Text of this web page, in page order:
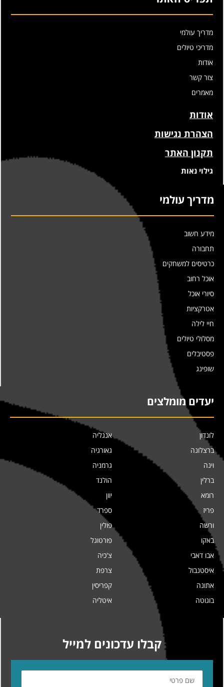
מדריך עולמי
מדריכי טיולים
אודות
צור קשר
מאמרים
אודות
הצהרת נגישות
תקנון האתר
גילוי נאות
מדריך עולמי
מידע חשוב
תחבורה
כרטיסים למשחקים
אוכל רחוב
סיורי אוכל
אטרקציות
חיי לילה
מסלולי טיולים
פסטיבלים
שופינג
יעדים מומלצים
לונדון
ברצלונה
וינה
ברלין
רומא
פריז
ורשה
באקו
אבו דאבי
איסטנבול
אתונה
בוגוטה
אנגליה
גאורגיה
גרמניה
הולנד
יוון
ספרד
פולין
פורטוגל
צ'כיה
צרפת
קפריסין
איטליה
קבלו עדכונים למייל